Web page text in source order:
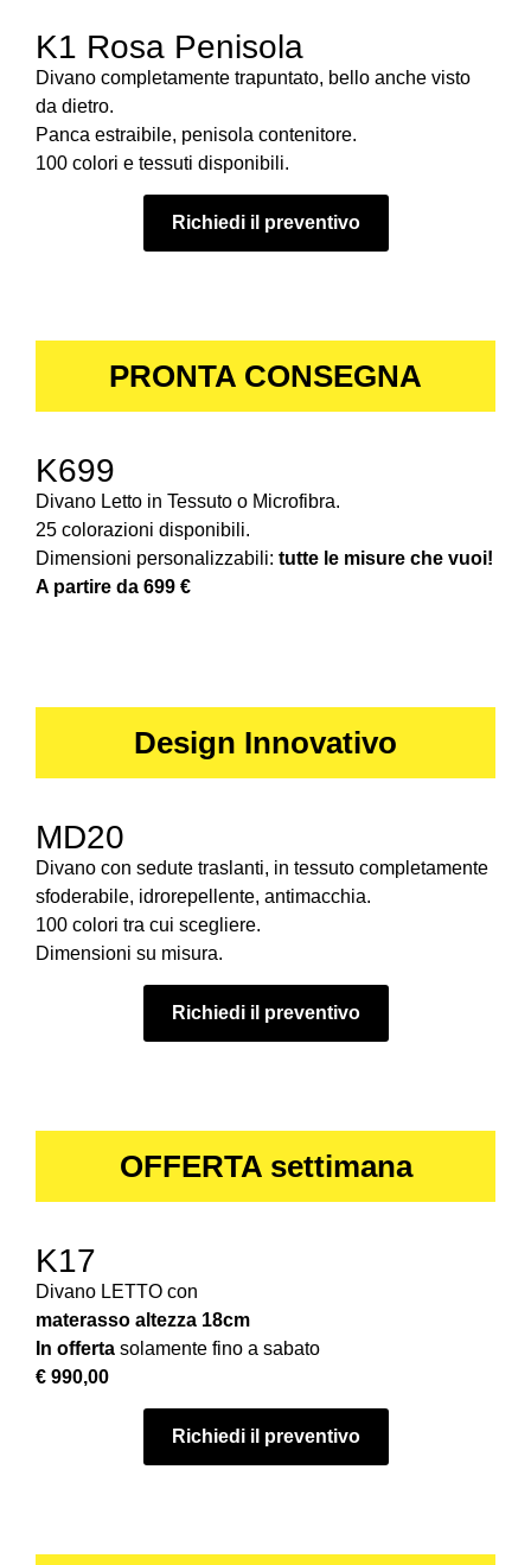
K1 Rosa Penisola
Divano completamente trapuntato, bello anche visto
da dietro.
Panca estraibile, penisola contenitore.
100 colori e tessuti disponibili.
Richiedi il preventivo
PRONTA CONSEGNA
K699
Divano Letto in Tessuto o Microfibra.
25 colorazioni disponibili.
Dimensioni personalizzabili: tutte le misure che vuoi!
A partire da 699 €
Design Innovativo
MD20
Divano con sedute traslanti, in tessuto completamente
sfoderabile, idrorepellente, antimacchia.
100 colori tra cui scegliere.
Dimensioni su misura.
Richiedi il preventivo
OFFERTA settimana
K17
Divano LETTO con
materasso altezza 18cm
In offerta solamente fino a sabato
€ 990,00
Richiedi il preventivo